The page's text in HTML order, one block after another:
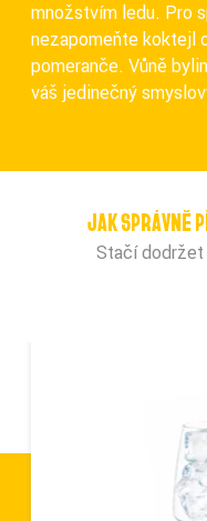
množstvím ledu. Pro
nezapomeňte koktejl
pomeranče. Vůně
váš jedinečný
JAK SPRÁVNĚ
Stačí dodržet